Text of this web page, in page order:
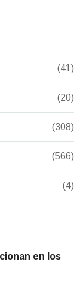
(41)
(20)
(308)
(566)
(4)
en los